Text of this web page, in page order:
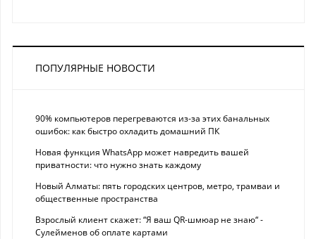
ПОПУЛЯРНЫЕ НОВОСТИ
90% компьютеров перегреваются из-за этих банальных
ошибок: как быстро охладить домашний ПК
Новая функция WhatsApp может навредить вашей
приватности: что нужно знать каждому
Новый Алматы: пять городских центров, метро, трамваи и
общественные пространства
Взрослый клиент скажет: “Я ваш QR-шмюар не знаю“ -
Сулейменов об оплате картами